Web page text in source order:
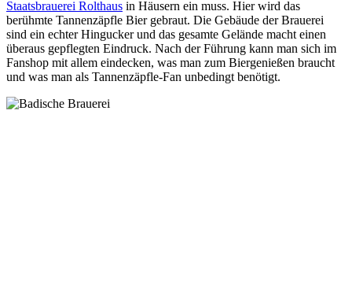
Staatsbrauerei Rolthaus in Häusern ein muss. Hier wird das
berühmte Tannenzäpfle Bier gebraut. Die Gebäude der Brauerei
sind ein echter Hingucker und das gesamte Gelände macht einen
überaus gepflegten Eindruck. Nach der Führung kann man sich im
Fanshop mit allem eindecken, was man zum Biergenießen braucht
und was man als Tannenzäpfle-Fan unbedingt benötigt.